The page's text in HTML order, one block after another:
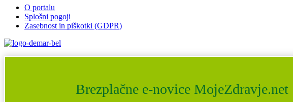
O portalu
Splošni pogoji
Zasebnost in piškotki (GDPR)
Brezplačne e-novice MojeZdravje.net